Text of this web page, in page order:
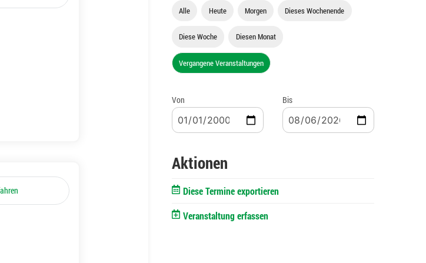
Alle Heute Morgen Dieses Wochenende
Diese Woche Diesen Monat
Vergangene Veranstaltungen
Von Bis
Aktionen
Diese Termine exportieren
Veranstaltung erfassen